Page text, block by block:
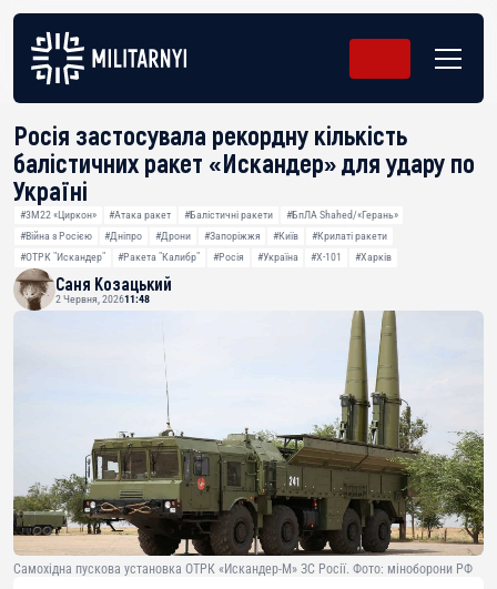
Росія застосувала рекордну кількість
балістичних ракет «Искандер» для удару по
Україні
#3М22 «Циркон» #Атака ракет #Балістичні ракети
#БпЛА Shahed/«Герань»
#Війна з Росією
#Дніпро #Дрони #Запоріжжя #Київ
#Крилаті ракети
#ОТРК "Искандер"
#Ракета "Калибр" #Росія #Україна #Х-101 #Харків
Саня Козацький
2 Червня, 202611:48
Самохідна пускова установка ОТРК «Искандер-М» ЗС Росії. Фото: міноборони РФ